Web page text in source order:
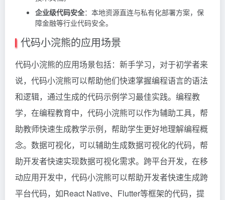
企业级代码安全：本地资源直连与私有化部署方案，保
障金融等行业代码安全。
代码小浣熊的应用场景
代码小浣熊的应用场景包括：新手学习，对于初学者来
说，代码小浣熊可以帮助他们快速掌握编程语言的语法
和逻辑，通过生成的代码示例学习最佳实践。编程教
学，在编程教育中，代码小浣熊可以作为辅助工具，帮
助教师快速生成教学示例，帮助学生更好地理解编程概
念。数据可视化，可以辅助生成数据可视化的代码，帮
助开发者快速实现数据可视化需求。跨平台开发，在移
动应用开发中，代码小浣熊可以帮助开发者快速生成跨
平台代码，如React Native、Flutter等框架的代码，提